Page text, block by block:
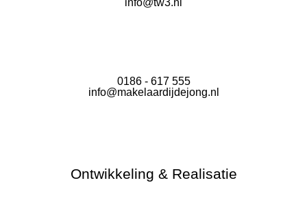
info@tw3.nl
0186 - 617 555
info@makelaardijdejong.nl
Ontwikkeling & Realisatie